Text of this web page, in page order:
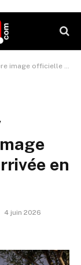
arrivée en Europe en 2026
en
4 juin 2026